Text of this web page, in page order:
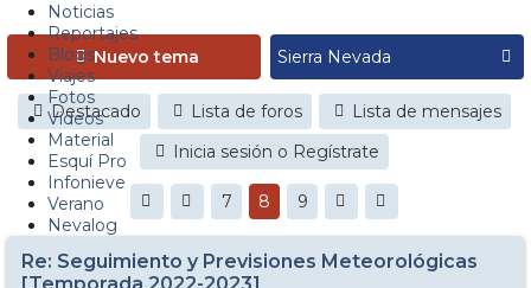
Noticias
Reportajes
Blogs
Viajes
Fotos
Videos
Material
Esquí Pro
Infonieve
Verano
Nevalog
Nuevo tema
Destacado Lista de foros
Lista de mensajes
Inicia sesión o Regístrate
7 8 9
Re: Seguimiento y Previsiones Meteorológicas